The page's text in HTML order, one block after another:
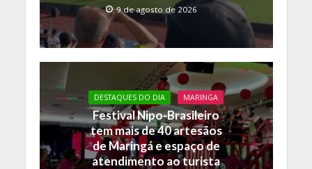
9 de agosto de 2026
DESTAQUES DO DIA MARINGA
Festival Nipo-Brasileiro
tem mais de 40 artesãos
de Maringá e espaço de
atendimento ao turista